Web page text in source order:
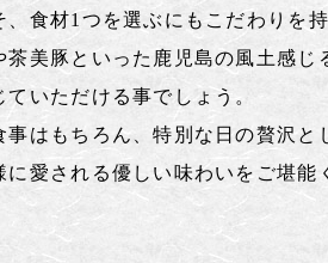
、食材1つを選ぶにもこだわりを
茶美豚といった鹿児島の風土感じ
ていただける事でしょう。
事はもちろん、特別な日の贅沢と
に愛される優しい味わいをご堪能